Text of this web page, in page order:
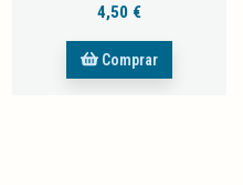
4,50 €
Comprar